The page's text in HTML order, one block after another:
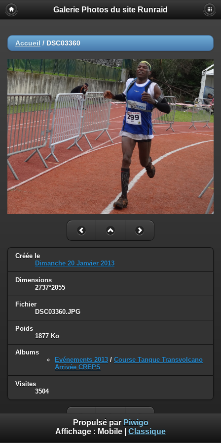
Galerie Photos du site Runraid
Accueil / DSC03360
Créée le
Dimanche 20 Janvier 2013
Dimensions
2737*2055
Fichier
DSC03360.JPG
Poids
1877 Ko
Albums
Evénements 2013 / Course Tangue Transvolcano
Arrivée CREPS
Visites
3504
Propulsé par Piwigo
Affichage : Mobile Classique